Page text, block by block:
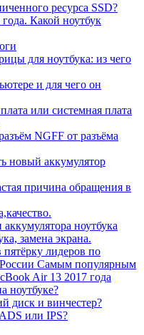
ресурса SSD?
Какой ноутбук
для ноутбука: из чего
и для чего он
или системная плата
NGFF от разъёма
новый аккумулятор
причина обращения в
ноутбука
замена экрана.
лидеров по
Самым популярным
Air 13 2017 года
ноутбуке?
диск и винчестер?
или IPS?